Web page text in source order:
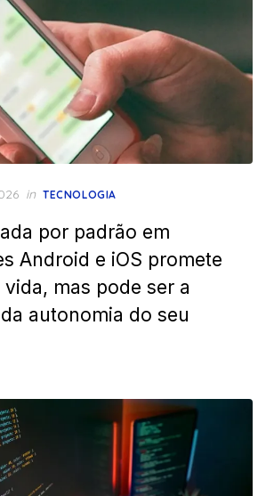
in TECNOLOGIA
por padrão em
Android e iOS promete
mas pode ser a
autonomia do seu